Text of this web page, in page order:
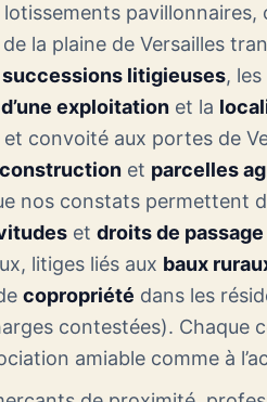
pavillonnaires,
de la plaine de Versailles
successions litigieuses, les
exploitation et la
convoité aux portes de
et parcelles
nos constats permettent
etdroits de passage
litiges liés aux baux
copropriété dans les
contestées). Chaque
amiable comme à